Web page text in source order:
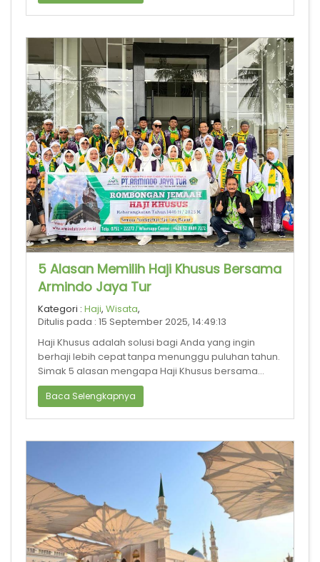
5 Alasan Memilih Haji Khusus Bersama
Armindo Jaya Tur
Kategori : Haji, Wisata,
Ditulis pada : 15 September 2025, 14:49:13
Haji Khusus adalah solusi bagi Anda yang ingin
berhaji lebih cepat tanpa menunggu puluhan tahun.
Simak 5 alasan mengapa Haji Khusus bersama
Armindo Jaya Tur menjadi pilihan te
Baca Selengkapnya